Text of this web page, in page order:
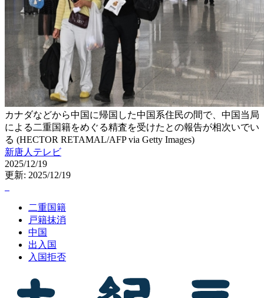
カナダなどから中国に帰国した中国系住民の間で、中国当局
による二重国籍をめぐる精査を受けたとの報告が相次いでい
る (HECTOR RETAMAL/AFP via Getty Images)
新唐人テレビ
2025/12/19
更新: 2025/12/19
二重国籍
戸籍抹消
中国
出入国
入国拒否